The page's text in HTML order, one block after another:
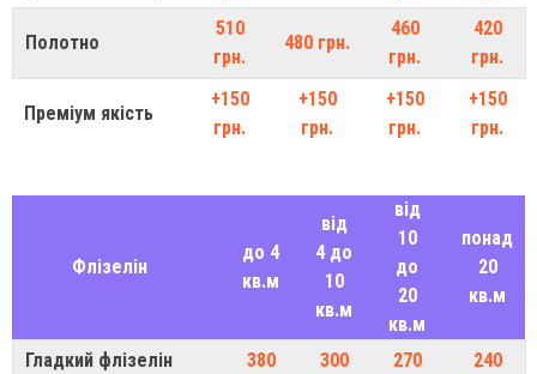
Полотно
510
грн.
480 грн.
460
грн.
420
грн.
Преміум якість
+150
грн.
+150
грн.
+150
грн.
+150
грн.
Флізелін
до 4
кв.м
від
4 до
10
кв.м
від
10
до
20
кв.м
понад
20
кв.м
Гладкий флізелін
380
300
270
240